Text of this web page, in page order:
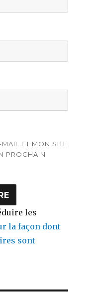
ET MON SITE
PROCHAIN
les
la façon dont
sont